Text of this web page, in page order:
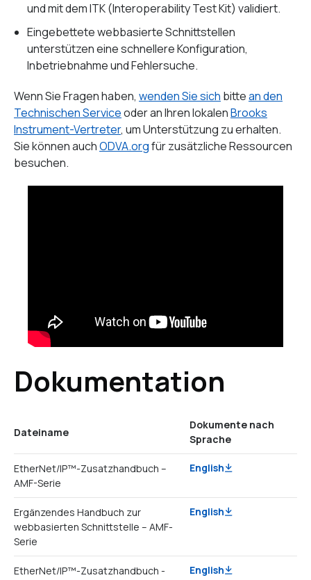
und mit dem ITK (Interoperability Test Kit) validiert.
Eingebettete webbasierte Schnittstellen
unterstützen eine schnellere Konfiguration,
Inbetriebnahme und Fehlersuche.
Wenn Sie Fragen haben, wenden Sie sich bittean den
Technischen Serviceoder an Ihren lokalenBrooks
Instrument-Vertreter, um Unterstützung zu erhalten.
Sie können auchODVA.orgfür zusätzliche Ressourcen
besuchen.
Dokumentation
Dateiname
Dokumente nach
Sprache
EtherNet/IP™-Zusatzhandbuch –
AMF-Serie
English
Ergänzendes Handbuch zur
webbasierten Schnittstelle – AMF-
Serie
English
EtherNet/IP™-Zusatzhandbuch -
English